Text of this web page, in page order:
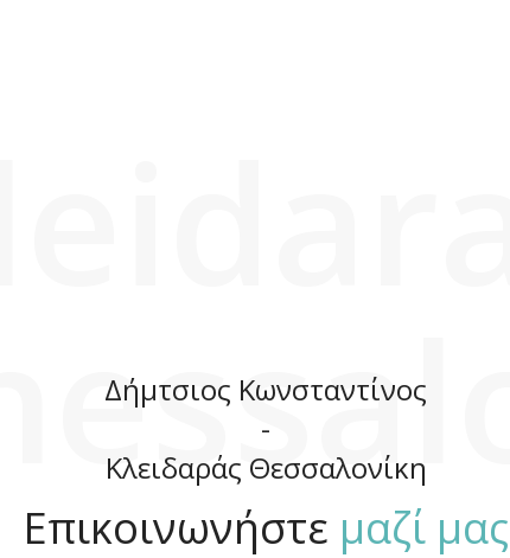
Δήμτσιος Κωνσταντίνος
-
Κλειδαράς Θεσσαλονίκη
Επικοινωνήστε μαζί μας